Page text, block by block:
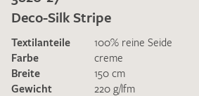
Deco-Silk Stripe
Textilanteile
100% reine Seide
Farbe
creme
Breite
150 cm
Gewicht
220 g/lfm